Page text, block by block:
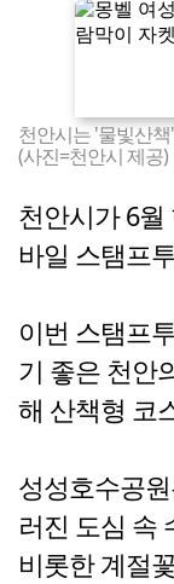
천안시는 '물빛산
(사진=천안시 제공)
천안시가 6
바일 스탬프
이번 스탬프
기 좋은 천안
해 산책형 코
성성호수공
러진 도심 속
비롯한 계절